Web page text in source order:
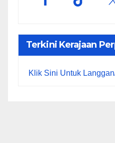
Terkini Kerajaan
Klik Sini Untuk